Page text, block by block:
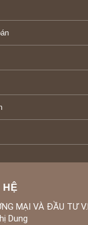
HỆ
MẠI VÀ ĐẦU TƯ
Dung